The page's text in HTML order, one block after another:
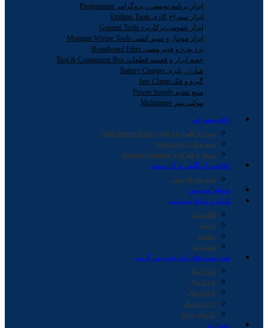
ابزار برنامه نویسی ، پروگرامر Programmer
ابزار سوراخ کاری Drilling Tools
ابزار عمومی پرکاربرد General Tools
ابزار مونتاژ و سیم کشی Montage Wiring Tools
برد بورد و فیبر مسی Breadboard Fiber
جعبه ابزار و قفسه قطعات Tool & Component Box
شارژر باتری Battery Charger
گیره و فک Jaw Clamp
منبع تغذیه Power Supply
مولتی متر Multimeter
اقلام مصرفی
بست و نگهدارنده کابل Cable Holder Bracket
سیم و کابل Wire Cable
مونتاژ و قلع کاری Montage Soldering
خلاقیت اریگامی و کاردستی
ابزارهای کاردستی
صنایع آموزشی
کتاب و منابع آموزشی
الکترونیک
رباتیک
مکانیک
علوم پایه
همه بسته های آموزشی-سرگرمی
4 تا 6 سال
6 تا 8 سال
8 تا 10 سال
10 تا 12 سال
12 سال به بالا
معماری